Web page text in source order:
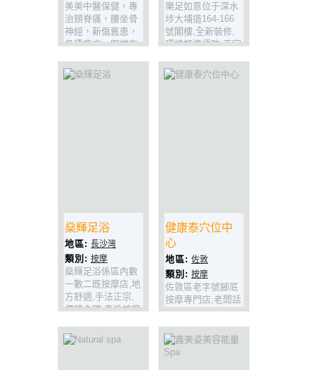
美美中醫保健，專
治頸脊痛，腰坐骨
神經，新傷舊患，
各種痛症，同樣有
周炎，几次見效，
手到病除。
樂足如意位于深水
埗大埔道164-166
號閣樓,全新裝修,
環境舒適優雅,正宗
流,精準穴位按摩,
技師大埸出身,經過
燊輝足浴
地區: 長沙灣
類別: 按摩
燊輝足浴係區內數
一數二既按摩店,地
方舒適,手法正宗,
價錢合理,真係按摩
灣永隆街20號永隆
大廈1F樓B
健康泰穴位中
心
地區: 佐敦
類別: 按摩
佐敦區老字號腳厎
按摩專門店,老闆話
出名重炮(即夠力),
仲唔即刻黎試下